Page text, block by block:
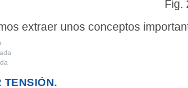
Fig.
extraer unos conceptos
TENSIÓN.